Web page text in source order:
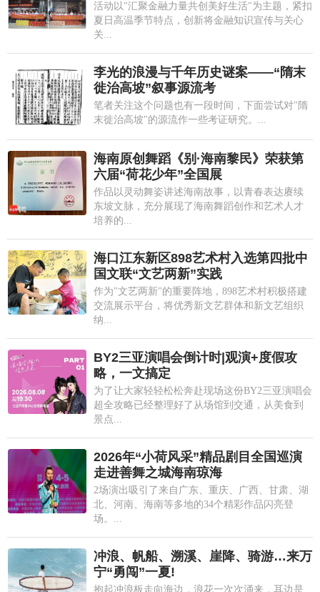
活动以"汇聚金融力量共创美好生活"为主题，紧扣
夏日高温季节特点，创新将金融知识宣传与关心
关...
李光的浪漫与千年历史谜案——“隋末
徙治高坡”叙事源流考
笔者关注这个问题也有一段时间，下面尝试对"隋
末徙治高坡"的源流作一些考证研究。...
海南原创舞蹈《别·海南黎民》荣获第
六届“荷花少年”全国展
作品以灵动舞姿讲述海南故事，以青春表达赓续
东坡文脉，充分展现了海南舞蹈创作和艺术人才
培养的...
海口江东新区898艺术村入选第四批中
国文联“文艺两新”实践
作为"文艺两新"的重要阵地，898艺术村积极搭建
交流展示平台，将优秀新文艺群体和新文艺组织
纳...
BY2三亚演唱会倒计时|观演+度假攻
略，一文搞定
为了让大家轻轻松松奔赴现场这份BY2三亚演唱会
超全攻略已经整理好了从场馆到交通，从美食到
景点...
2026年“小荷风采”精品剧目全国巡演
走进善舞之城海南琼海
2场演出吸引了来自广东、重庆、广西、甘肃、湖
北、河南、海南等多地的34个精彩作品闪亮登
场。...
冲浪、帆船、溯溪、崖降、骑游…来万
宁“勇闯”一夏!
抱起冲浪板走向海边，浪花一次次涌来，耳边是